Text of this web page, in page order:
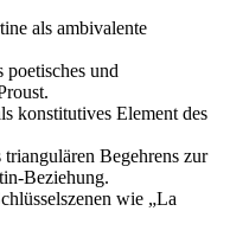
als ambivalente
und
konstitutives Element des
Begehrens zur
Beziehung.
wie „La